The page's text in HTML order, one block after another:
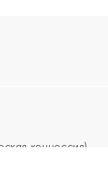
концессия)